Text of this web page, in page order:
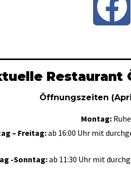
Restaurant
Öffnungszeiten
Montag:
– Freitag:ab 16:00 Uhr mit
-Sonntag:ab 11:30 Uhr mit